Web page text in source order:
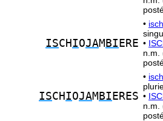
ISCH IOJAM BI ERE
•
•
n.m.
ISCH IOJAM BI ERES
•
•
n.m.